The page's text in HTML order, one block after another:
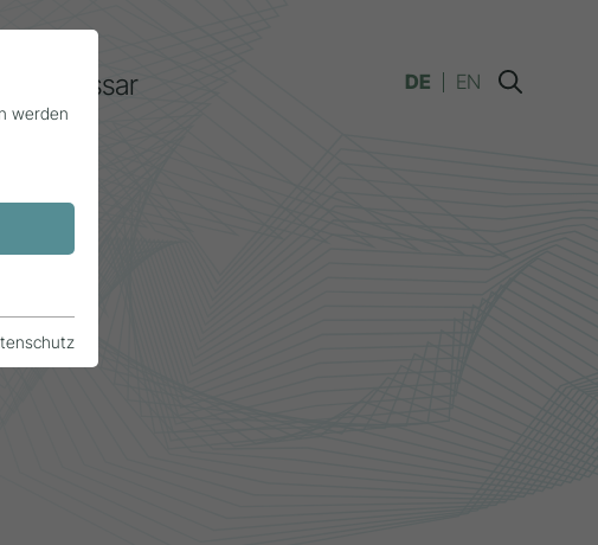
Glossar DE EN
werden